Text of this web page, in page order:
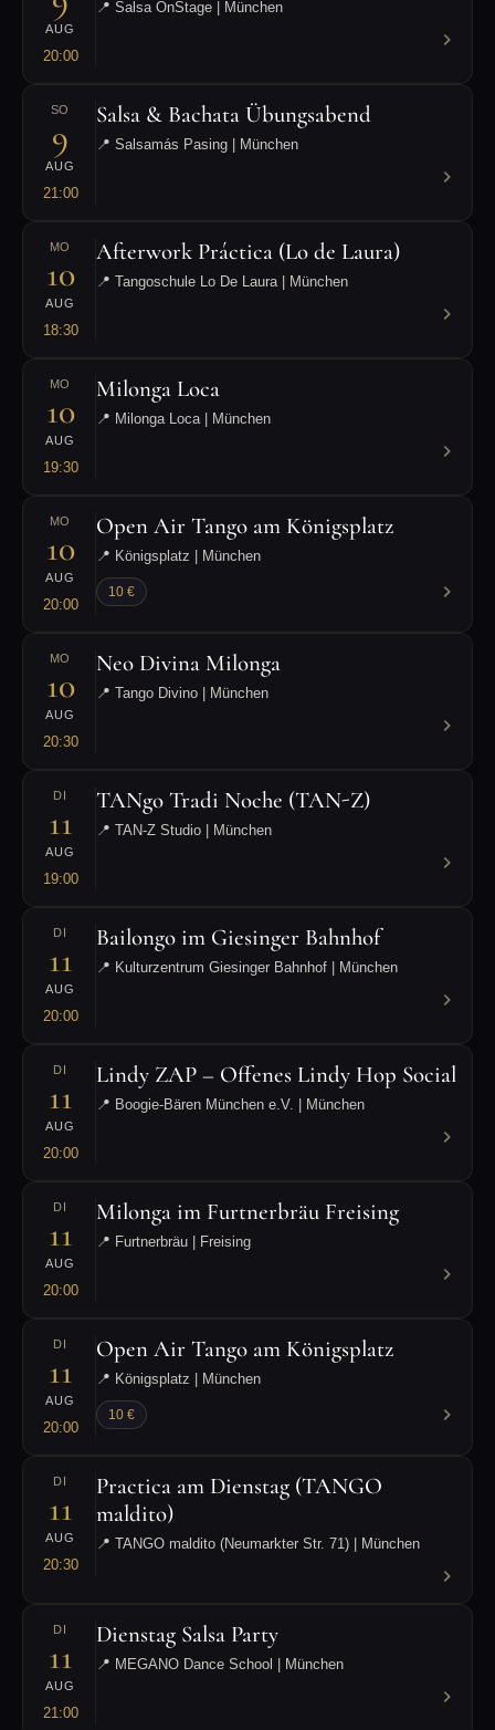
AUG
20:00
📍 Salsa OnStage | München
SO
9
AUG
21:00
Salsa & Bachata Übungsabend
📍 Salsamás Pasing | München
MO
10
AUG
18:30
Afterwork Práctica (Lo de Laura)
📍 Tangoschule Lo De Laura | München
MO
10
AUG
19:30
Milonga Loca
📍 Milonga Loca | München
MO
10
AUG
20:00
Open Air Tango am Königsplatz
📍 Königsplatz | München
10 €
MO
10
AUG
20:30
Neo Divina Milonga
📍 Tango Divino | München
DI
11
AUG
19:00
TANgo Tradi Noche (TAN-Z)
📍 TAN-Z Studio | München
DI
11
AUG
20:00
Bailongo im Giesinger Bahnhof
📍 Kulturzentrum Giesinger Bahnhof | München
DI
11
AUG
20:00
Lindy ZAP – Offenes Lindy Hop Social
📍 Boogie-Bären München e.V. | München
DI
11
AUG
20:00
Milonga im Furtnerbräu Freising
📍 Furtnerbräu | Freising
DI
11
AUG
20:00
Open Air Tango am Königsplatz
📍 Königsplatz | München
10 €
DI
11
AUG
20:30
Practica am Dienstag (TANGO
maldito)
📍 TANGO maldito (Neumarkter Str. 71) | München
DI
11
AUG
21:00
Dienstag Salsa Party
📍 MEGANO Dance School | München